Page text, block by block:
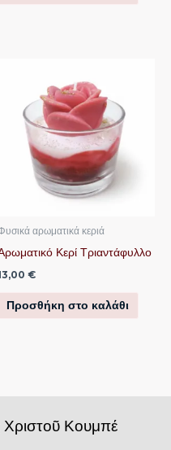
αρωματικά κεριά
Κερί Τριαντάφυλλο
€
Προσθήκη στο καλάθι
Κουμπέ